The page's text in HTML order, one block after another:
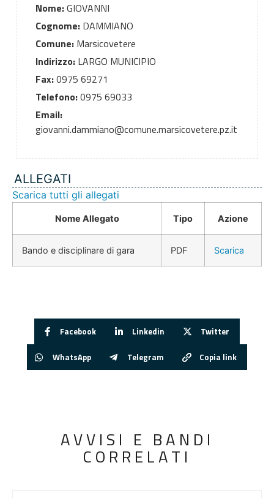
Nome:GIOVANNI
Cognome:DAMMIANO
Comune:Marsicovetere
Indirizzo:LARGO MUNICIPIO
Fax:0975 69271
Telefono:0975 69033
Email:
giovanni.dammiano@comune.marsicovetere.pz.it
ALLEGATI
Scarica tutti gli allegati
Nome Allegato Tipo Azione
Bando e disciplinare di gara PDF Scarica
Facebook Linkedin Twitter
WhatsApp Telegram Copia link
AVVISI E BANDI
CORRELATI